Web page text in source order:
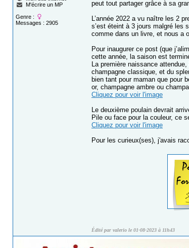
M'écrire un MP
Genre :
Messages : 2905
peut tout partager grâce à sa
L’année 2022 a vu naître les 2
s’est éteint à 3 jours malgré les
comme dans un livre, et nous a
Pour inaugurer ce post (que
cette année, la saison est
La première naissance
champagne classique, et du
bien tant pour maman que pour
or, champagne ambre ou
Cliquez pour voir l'image
Le deuxième poulain devrait
Pile ou face pour la couleur, ce
Cliquez pour voir l'image
Pour les curieux(ses), j'avais
Édité par valerio le 01-08-2023 à 11h43